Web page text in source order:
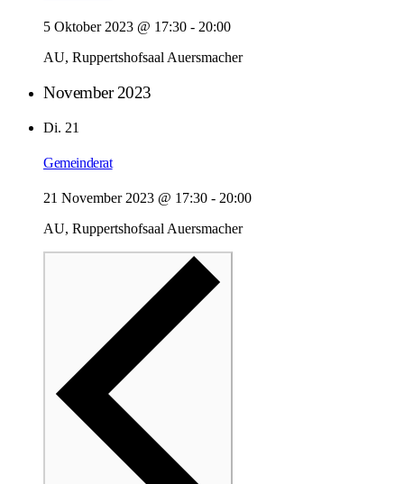
5 Oktober 2023 @ 17:30 - 20:00
AU, Ruppertshofsaal Auersmacher
November 2023
Di. 21
Gemeinderat
21 November 2023 @ 17:30 - 20:00
AU, Ruppertshofsaal Auersmacher